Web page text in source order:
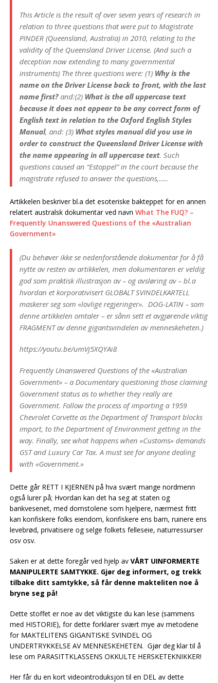
This Article is the result of over seven years of research in
relation to three questions that were put to Magistrate
PINDER (Queensland, Australia) in 2010, relating to the
validity of the Queensland Driver License. (And such a
deception now extending to many governmental
instruments) The three questions were: (1) Why is the
name on the Driver License back to front, with the last
name first?and:(2) What is the all uppercase text
because it does not appear to be any correct form of
English text in relation to the Oxford English Styles
Manual, and: (3) What styles manual did you use in
order to construct the Queensland Driver License with
the name appearing in all uppercase text. Such
questions caused an “Estoppel” in the court because the
magistrate refused to answer the questions,…..
Artikkelen beskriver bl.a det esoteriske bakteppet for en annen
relatert australsk dokumentar ved navn What The FUQ? –
Frequently Unanswered Questions of the «Australian
Government»
(Du behøver ikke se nedenforstående dokumentar for å få
nytte av resten av artikkelen, men dokumentaren er veldig
god som praktisk illustrasjon av – og avsløring av – bl.a
hvordan et korporativisert GLOBALT SVINDELKARTELL
maskerer seg som «lovlige regjeringer». DOG-LATIN – som
denne artikkelen omtaler – er sånn sett et avgjørende viktig
FRAGMENT av denne gigantsvindelen av menneskeheten.)
https://youtu.be/umVj5XQYAi8
Frequently Unanswered Questions of the «Australian
Government» – a Documentary questioning those claiming
Government status as to whether they really are
Government. Follow the process of importing a 1959
Chevrolet Corvette as the Department of Transport blocks
import, to the Department of Environment getting in the
way. Finally, see what happens when «Customs» demands
GST and Luxury Car Tax. A must see for anyone dealing
with «Government.»
Dette går RETT I KJERNEN på hva svært mange nordmenn
også lurer på; Hvordan kan det ha seg at staten og
bankvesenet, med domstolene som hjelpere, nærmest fritt
kan konfiskere folks eiendom, konfiskere ens barn, ruinere ens
levebrød, privatisere og selge folkets felleseie, naturressurser
osv osv.
Saken er at dette foregår ved hjelp av VÅRT UINFORMERTE
MANIPULERTE SAMTYKKE. Gjør deg informert, og trekk
tilbake ditt samtykke, så får denne makteliten noe å
bryne seg på!
Dette stoffet er noe av det viktigste du kan lese (sammens
med HISTORIE), for dette forklarer svært mye av metodene
for MAKTELITENS GIGANTISKE SVINDEL OG
UNDERTRYKKELSE AV MENNESKEHETEN. Gjør deg klar til å
lese om PARASITTKLASSENS OKKULTE HERSKETEKNIKKER!
Her får du en kort videointroduksjon til en DEL av dette